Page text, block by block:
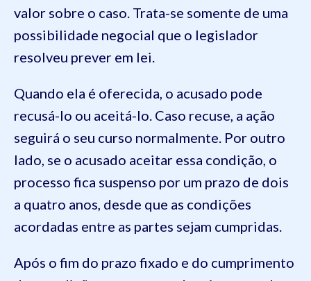
valor sobre o caso. Trata-se somente de uma
possibilidade negocial que o legislador
resolveu prever em lei.
Quando ela é oferecida, o acusado pode
recusá-lo ou aceitá-lo. Caso recuse, a ação
seguirá o seu curso normalmente. Por outro
lado, se o acusado aceitar essa condição, o
processo fica suspenso por um prazo de dois
a quatro anos, desde que as condições
acordadas entre as partes sejam cumpridas.
Após o fim do prazo fixado e do cumprimento